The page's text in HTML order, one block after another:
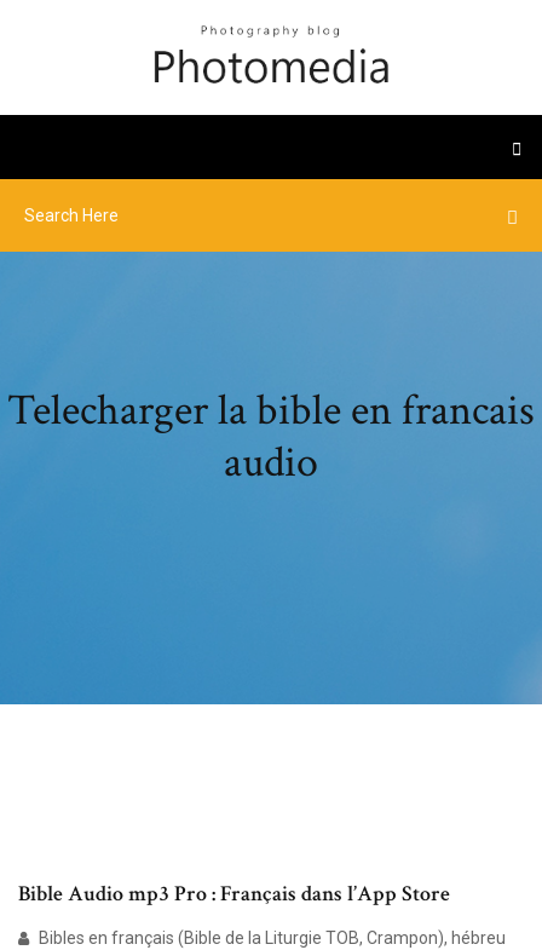
Telecharger la bible en francais
audio
‎Bible Audio mp3 Pro : Français dans l’App Store
Bibles en français (Bible de la Liturgie TOB, Crampon), hébreu